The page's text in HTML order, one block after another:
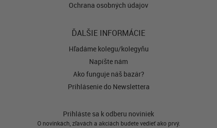
Ochrana osobných údajov
ĎALŠIE INFORMÁCIE
Hľadáme kolegu/kolegyňu
Napíšte nám
Ako funguje náš bazár?
Prihlásenie do Newslettera
Prihláste sa k odberu noviniek
O novinkách, zľavách a akciách budete vedieť ako prvý.